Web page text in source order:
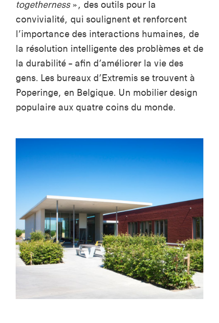
togetherness», des outils pour la
convivialité, qui soulignent et renforcent
l’importance des interactions humaines, de
la résolution intelligente des problèmes et de
la durabilité – afin d’améliorer la vie des
gens. Les bureaux d’Extremis se trouvent à
Poperinge, en Belgique. Un mobilier design
populaire aux quatre coins du monde.